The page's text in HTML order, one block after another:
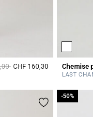
à partir de
àCHF 160,30 3.6 out of 5
LAST
-50%
-50%